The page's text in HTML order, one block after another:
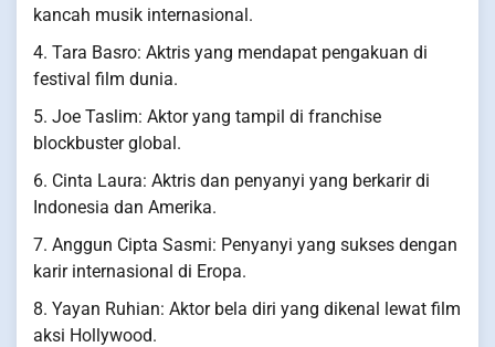
kancah musik internasional.
4. Tara Basro: Aktris yang mendapat pengakuan di
festival film dunia.
5. Joe Taslim: Aktor yang tampil di franchise
blockbuster global.
6. Cinta Laura: Aktris dan penyanyi yang berkarir di
Indonesia dan Amerika.
7. Anggun Cipta Sasmi: Penyanyi yang sukses dengan
karir internasional di Eropa.
8. Yayan Ruhian: Aktor bela diri yang dikenal lewat film
aksi Hollywood.